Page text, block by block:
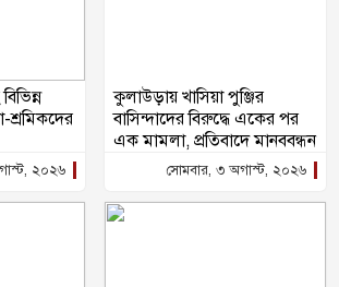
শ্রমিকদের
২০২৬
কুলাউড়ায় খাসিয়া পুঞ্জির
বাসিন্দাদের বিরুদ্ধে একের পর
এক মামলা, প্রতিবাদে মানববন্ধন
সোমবার, ৩ অগাস্ট, ২০২৬